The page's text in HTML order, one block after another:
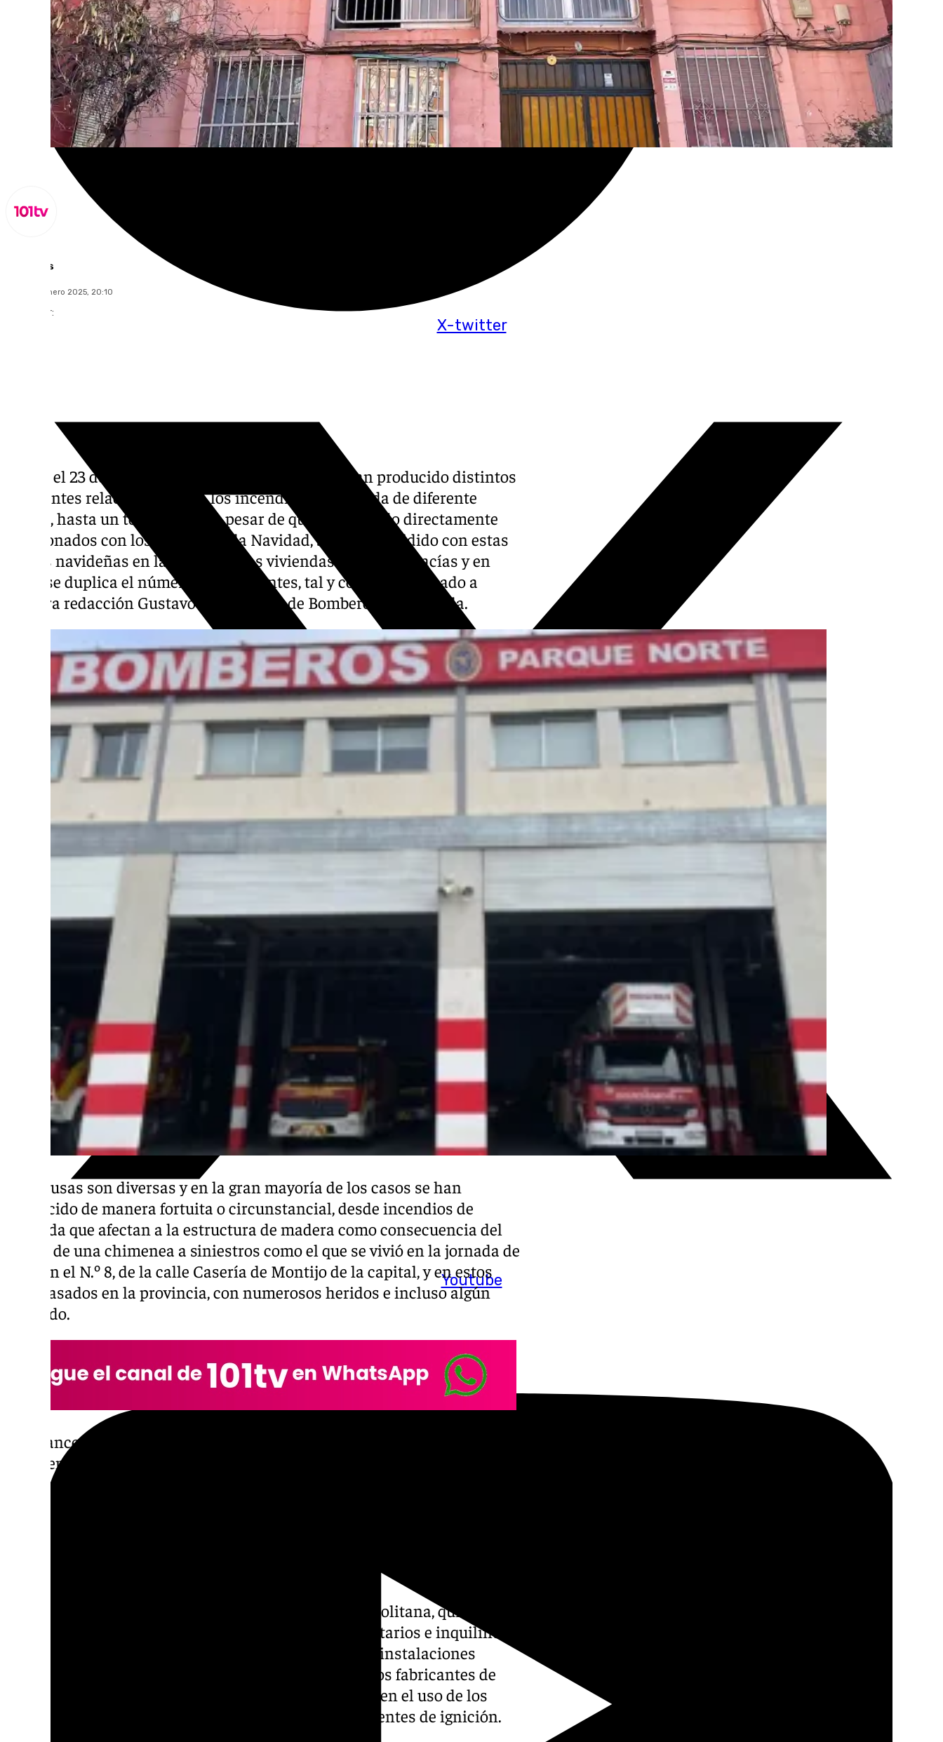
X-twitter
Youtube
Lynx Devs
martes, 7 enero 2025, 20:10
Compartir:
Desde el 23 de diciembre hasta el día de ayer, se han producido distintos
accidentes relacionados con los incendios de vivienda de diferente
índole, hasta un total de 23, y a pesar de que no han sido directamente
relacionados con los eventos de la Navidad, si han coincidido con estas
fechas navideñas en las que algunas viviendas se quedan vacías y en
otras se duplica el número de integrantes, tal y como ha afirmado a
nuestra redacción Gustavo Molino, Jefe de Bomberos de Granada.
Las causas son diversas y en la gran mayoría de los casos se han
producido de manera fortuita o circunstancial, desde incendios de
vivienda que afectan a la estructura de madera como consecuencia del
cañón de una chimenea a siniestros como el que se vivió en la jornada de
ayer, en el N.º 8, de la calle Casería de Montijo de la capital, y en estos
días pasados en la provincia, con numerosos heridos e incluso algún
fallecido.
El balance es bastante importante y numeroso en cuanto al número de
intervenciones con respecto a otros años anteriores en incendios de
vivienda y debemos atender a sus recomendaciones.
El Servicio de Bomberos de Granada y su área metropolitana, quiere
trasladar un mensaje de responsabilidad a los propietarios e inquilinos
de las viviendas para que se haga una revisión de las instalaciones
eléctricas, de gas, y cumplir con las indicaciones de los fabricantes de
los equipos electrónicos, poniendo especial atención en el uso de los
braseros eléctricos, que son una de las principales fuentes de ignición.